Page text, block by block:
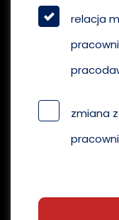
relacja
zmiana